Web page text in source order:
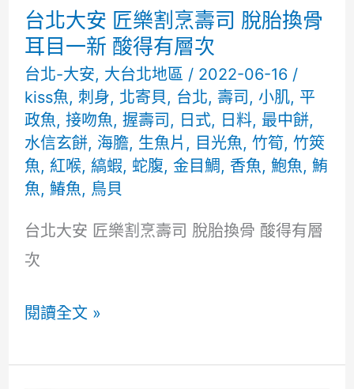
演
出
比
上
次
更
好
台北大安 匠樂割烹壽司 脫胎換骨
耳目一新 酸得有層次
台北-大安, 大台北地區 / 2022-06-16 /
kiss魚, 刺身, 北寄貝, 台北, 壽司 , 小肌, 平
政魚, 接吻魚, 握壽司 , 日式, 日料, 最中餅,
水信玄餅, 海膽, 生魚片 , 目光魚, 竹筍, 竹筴
魚, 紅喉, 縞蝦, 蛇腹, 金目鯛, 香魚, 鮑魚, 鮪
魚, 鰆魚, 鳥貝
台北大安 匠樂割烹壽司 脫胎換骨 酸得有層
次
台
大
閱讀全文 »